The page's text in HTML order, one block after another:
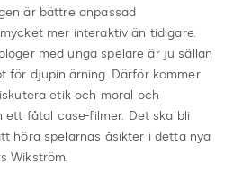
är bättre anpassad
mer interaktiv än tidigare.
med unga spelare är ju sällan
för djupinlärning. Därför kommer
etik och moral och
ett fåtal case-filmer. Det ska bli
höra spelarnas åsikter i detta nya
Wikström.